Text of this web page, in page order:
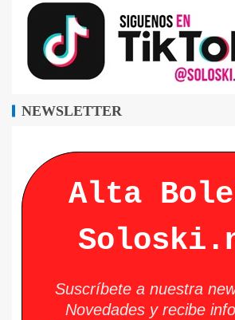
NEWSLETTER
Alta
Suscríbete a nuestra
Novedades y recibe